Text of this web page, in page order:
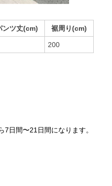
ンツ丈(cm) 裾周り(cm)
200
7日間〜21日間になります。